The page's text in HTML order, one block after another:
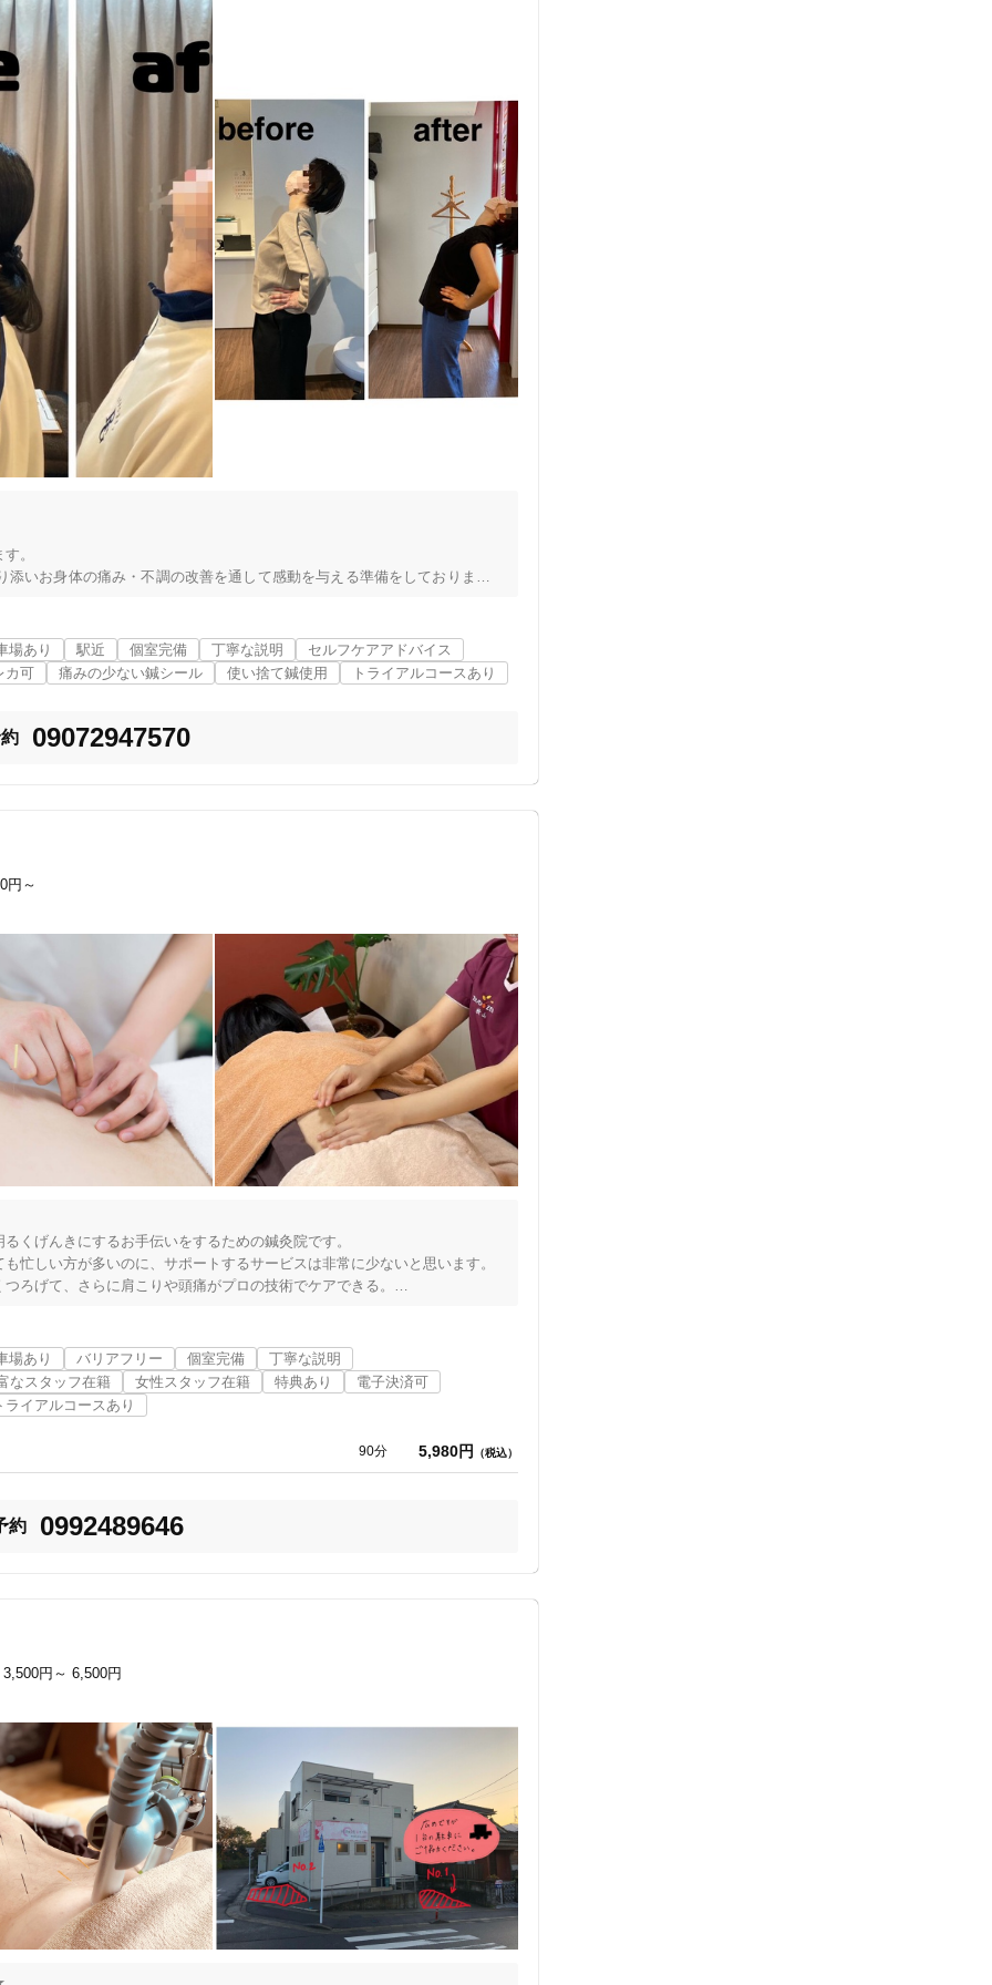
鹿児島市 変更する
美容鍼
バリアフリー
女性限定
オンラインサポートあり 丁寧な説明
カルテ共有 経験豊富なスタッフ在籍
地域支援クーポン可
6 件 検索結果を見る
。
いお身体の痛み・不調の改善を通して感動を与える準備をしております。
膝関節症、四十肩、五十肩、股関節痛、スポーツによるケガで悩まれてい
安、メンテナンスで整体を受けたい、交通事故後の施術(自賠責保険を使用
慢性痛)でお悩み。お悩みを放置せずにお気軽にご相談ください。
に改善を図りましょう。
場あり 駅近 個室完備 丁寧な説明
セルフケアアドバイス
カ可
痛みの少ない鍼シール 使い捨て鍼使用 トライアルコースあり
09072947570
円～
くげんきにするお手伝いをするための鍼灸院です。
忙しい方が多いのに、サポートするサービスは非常に少ないと思います。
ろげて、さらに肩こりや頭痛がプロの技術でケアできる。
場あり バリアフリー 個室完備
丁寧な説明
なスタッフ在籍
女性スタッフ在籍 特典あり
電子決済可
ライアルコースあり
90分 5,980円 （税込）
約 0992489646
3,500円～ 6,500円
「健康にはりを見た」